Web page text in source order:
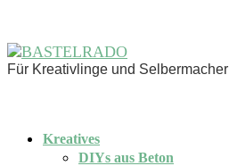
Für Kreativlinge und Selbermacher
Kreatives
DIYs aus Beton